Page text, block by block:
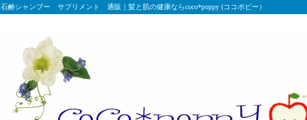
石鹸シャンプー サプリメント 通販｜髪と肌の健康ならcoco*poppy (ココポピー）